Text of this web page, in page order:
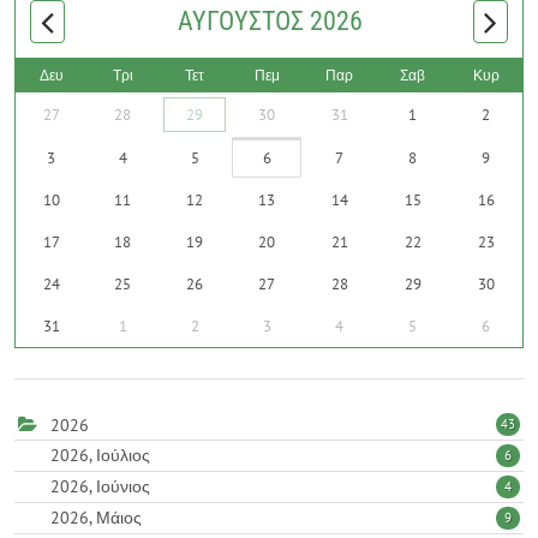
ΑΎΓΟΥΣΤΟΣ 2026
Δευ Τρι Τετ Πεμ Παρ Σαβ Κυρ
27 28 29 30 31 1 2
3 4 5 6 7 8 9
10 11 12 13 14 15 16
17 18 19 20 21 22 23
24 25 26 27 28 29 30
31 1 2 3 4 5 6
2026 43
2026, Ιούλιος 6
2026, Ιούνιος 4
2026, Μάιος 9